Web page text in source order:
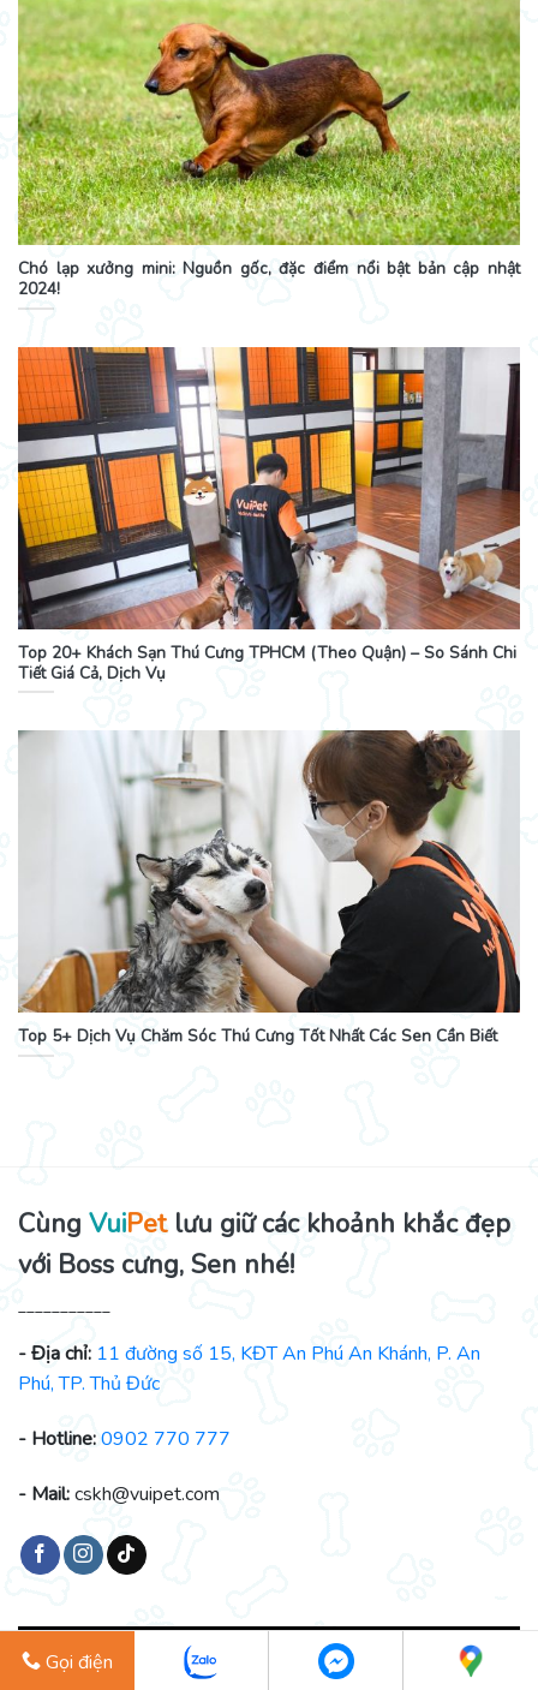
Chó lạp xưởng mini: Nguồn gốc, đặc điểm nổi bật bản cập nhật
2024!
Top 20+ Khách Sạn Thú Cưng TPHCM (Theo Quận) – So Sánh Chi
Tiết Giá Cả, Dịch Vụ
Top 5+ Dịch Vụ Chăm Sóc Thú Cưng Tốt Nhất Các Sen Cần Biết
Cùng VuiPetlưu giữ các khoảnh khắc đẹp
với Boss cưng, Sen nhé!
- Địa chỉ: 11 đường số 15, KĐT An Phú An Khánh, P. An
Phú, TP. Thủ Đức
- Hotline:0902 770 777
- Mail:cskh@vuipet.com
Gọi điện